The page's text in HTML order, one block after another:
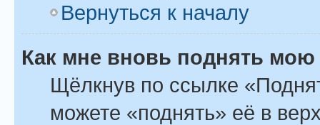
Вернуться к началу
Как мне вновь поднять мою
Щёлкнув по ссылке
можете «поднять» её в